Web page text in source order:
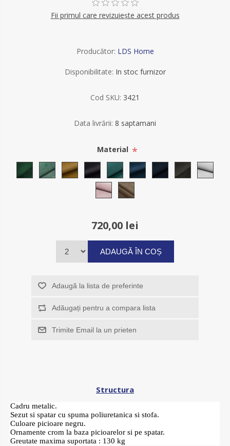
Fii primul care revizuiește acest produs
Producător: LDS Home
Disponibilitate: In stoc furnizor
Cod SKU: 3421
Data livrării: 8 saptamani
Material *
720,00 lei
ADAUGĂ ÎN COȘ
Adaugă la lista de preferinte
Adăugați pentru a compara lista
Trimite Email la un prieten
Structura
Cadru metalic.
Sezut si spatar cu spuma poliuretanica si stofa.
Culoare picioare negru.
Ornamente crom la baza picioarelor si pe spatar.
Greutate maxima suportata : 130 kg